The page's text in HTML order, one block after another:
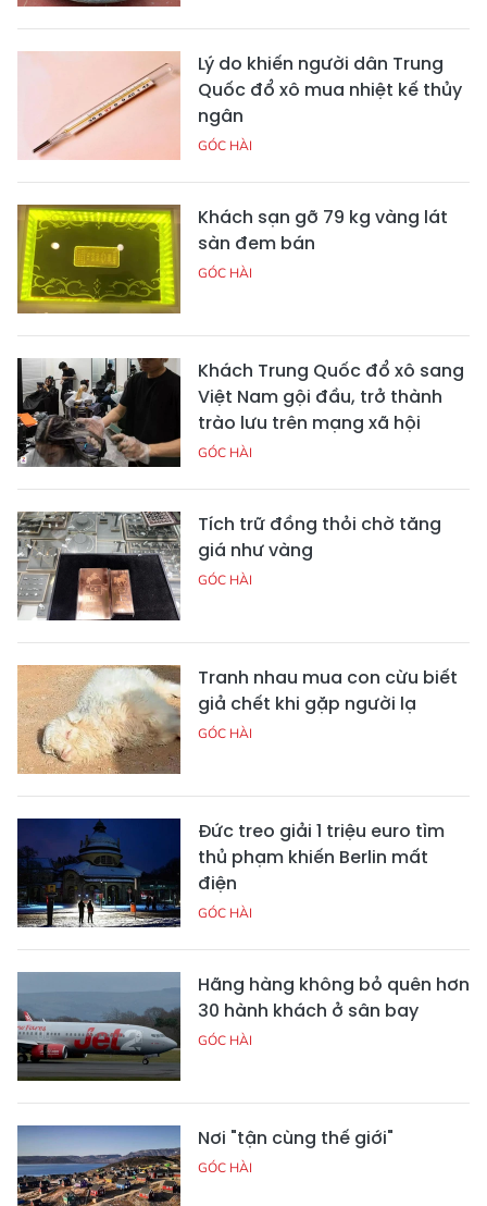
Lý do khiến người dân Trung
Quốc đổ xô mua nhiệt kế thủy
ngân
GÓC HÀI
Khách sạn gỡ 79 kg vàng lát
sàn đem bán
GÓC HÀI
Khách Trung Quốc đổ xô sang
Việt Nam gội đầu, trở thành
trào lưu trên mạng xã hội
GÓC HÀI
Tích trữ đồng thỏi chờ tăng
giá như vàng
GÓC HÀI
Tranh nhau mua con cừu biết
giả chết khi gặp người lạ
GÓC HÀI
Đức treo giải 1 triệu euro tìm
thủ phạm khiến Berlin mất
điện
GÓC HÀI
Hãng hàng không bỏ quên hơn
30 hành khách ở sân bay
GÓC HÀI
Nơi "tận cùng thế giới"
GÓC HÀI